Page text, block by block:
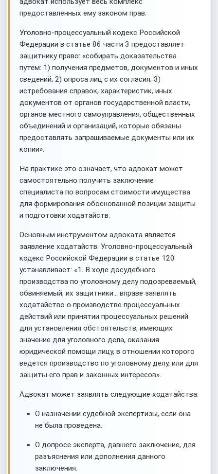
предоставленных ему законом прав.
Уголовно-процессуальный кодекс Российской
Федерации в статье 86 части 3 предоставляет
защитнику право: «собирать доказательства
путем: 1) получения предметов, документов и иных
сведений; 2) опроса лиц с их согласия; 3)
истребования справок, характеристик, иных
документов от органов государственной власти,
органов местного самоуправления, общественных
объединений и организаций, которые обязаны
предоставлять запрашиваемые документы или их
копии».
На практике это означает, что адвокат может
самостоятельно получить заключение
специалиста по вопросам стоимости имущества
для формирования обоснованной позиции защиты
и подготовки ходатайств.
Основным инструментом адвоката является
заявление ходатайств. Уголовно-процессуальный
кодекс Российской Федерации в статье 120
устанавливает: «1. В ходе досудебного
производства по уголовному делу подозреваемый,
обвиняемый, их защитники... вправе заявлять
ходатайство о производстве процессуальных
действий или принятии процессуальных решений
для установления обстоятельств, имеющих
значение для уголовного дела, оказания
юридической помощи лицу, в отношении которого
ведется производство по уголовному делу, или для
защиты его прав и законных интересов».
Адвокат может заявлять следующие ходатайства:
О назначении судебной экспертизы, если она
не была проведена.
О допросе эксперта, давшего заключение, для
разъяснения или дополнения данного
заключения.